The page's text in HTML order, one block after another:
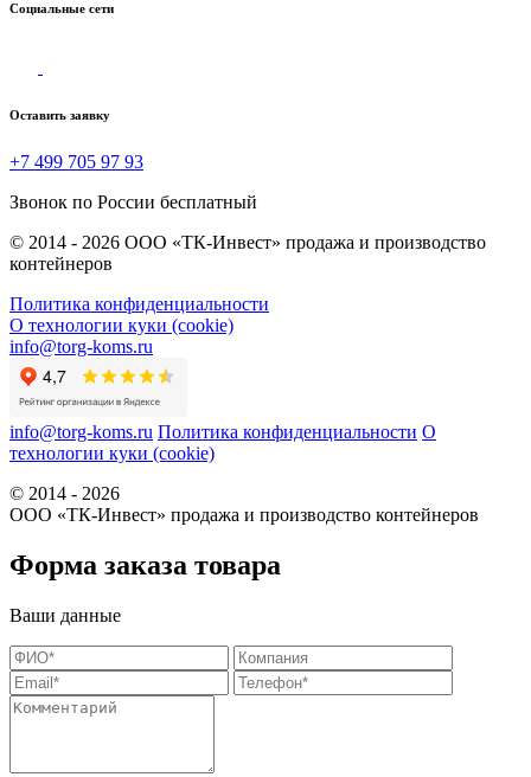
Социальные сети
Оставить заявку
+7 499 705 97 93
Звонок по России бесплатный
© 2014 - 2026 ООО «ТК-Инвест» продажа и производство
контейнеров
Политика конфиденциальности
О технологии куки (cookie)
info@torg-koms.ru
info@torg-koms.ru Политика конфиденциальности О
технологии куки (cookie)
© 2014 - 2026
ООО «ТК-Инвест» продажа и производство контейнеров
Форма заказа товара
Ваши данные